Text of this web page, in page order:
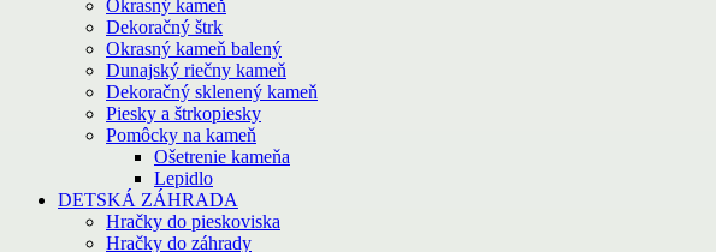
Okrasný kameň
Dekoračný štrk
Okrasný kameň balený
Dunajský riečny kameň
Dekoračný sklenený kameň
Piesky a štrkopiesky
Pomôcky na kameň
Ošetrenie kameňa
Lepidlo
DETSKÁ ZÁHRADA
Hračky do pieskoviska
Hračky do záhrady